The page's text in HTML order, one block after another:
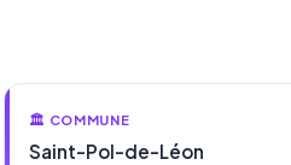
🏛️ COMMUNE
Saint-Pol-de-Léon